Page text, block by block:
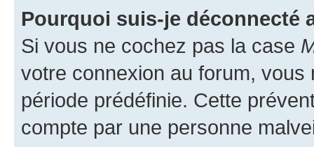
Pourquoi suis-je déconnecté
Si vous ne cochez pas la case
votre connexion au forum,
période prédéfinie. Cette
compte par une personne